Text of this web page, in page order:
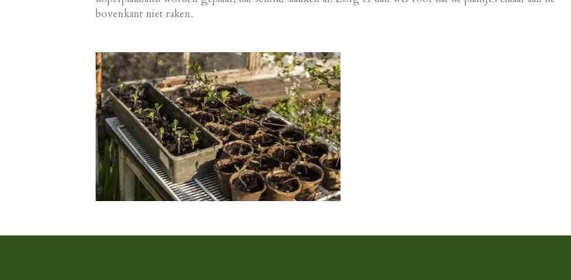
bovenkant niet raken.